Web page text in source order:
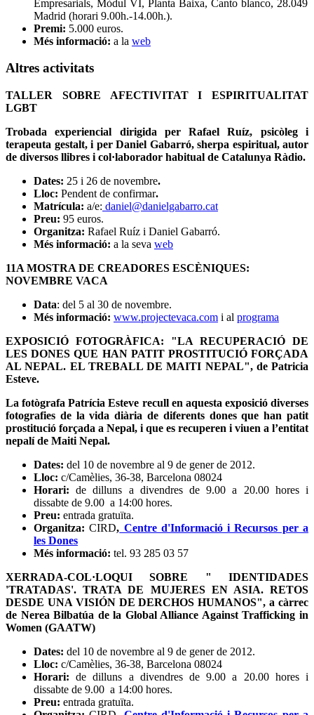
Empresarials, Mòdul VI, Planta Baixa, Canto blanco, 28.049
Madrid (horari 9.00h.-14.00h.).
Premi: 5.000 euros.
Més informació: a la web
Altres activitats
TALLER SOBRE AFECTIVITAT I ESPIRITUALITAT
LGBT
Trobada experiencial dirigida per Rafael Ruíz, psicòleg i
terapeuta gestalt, i per Daniel Gabarró, sherpa espiritual, autor
de diversos llibres i col·laborador habitual de Catalunya Ràdio.
Dates: 25 i 26 de novembre.
Lloc: Pendent de confirmar.
Matrícula: a/e: daniel@danielgabarro.cat
Preu: 95 euros.
Organitza: Rafael Ruíz i Daniel Gabarró.
Més informació: a la seva web
11A MOSTRA DE CREADORES ESCÈNIQUES:
NOVEMBRE VACA
Data: del 5 al 30 de novembre.
Més informació: www.projectevaca.com i al programa
EXPOSICIÓ FOTOGRÀFICA: "LA RECUPERACIÓ DE
LES DONES QUE HAN PATIT PROSTITUCIÓ FORÇADA
AL NEPAL. EL TREBALL DE MAITI NEPAL", de Patricia
Esteve.
La fotògrafa Patrícia Esteve recull en aquesta exposició diverses
fotografies de la vida diària de diferents dones que han patit
prostitució forçada a Nepal, i que es recuperen i viuen a l’entitat
nepalí de Maiti Nepal.
Dates: del 10 de novembre al 9 de gener de 2012.
Lloc: c/Camèlies, 36-38, Barcelona 08024
Horari: de dilluns a divendres de 9.00 a 20.00 hores i
dissabte de 9.00 a 14:00 hores.
Preu: entrada gratuïta.
Organitza: CIRD, Centre d'Informació i Recursos per a
les Dones
Més informació: tel. 93 285 03 57
XERRADA-COL·LOQUI SOBRE " IDENTIDADES
'TRATADAS'. TRATA DE MUJERES EN ASIA. RETOS
DESDE UNA VISIÓN DE DERCHOS HUMANOS", a càrrec
de Nerea Bilbatúa de la Global Alliance Against Trafficking in
Women (GAATW)
Dates: del 10 de novembre al 9 de gener de 2012.
Lloc: c/Camèlies, 36-38, Barcelona 08024
Horari: de dilluns a divendres de 9.00 a 20.00 hores i
dissabte de 9.00 a 14:00 hores.
Preu: entrada gratuïta.